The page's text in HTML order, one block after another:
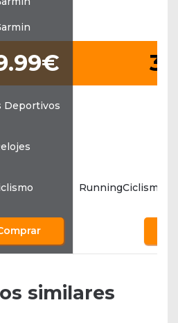
Deportivos
similares